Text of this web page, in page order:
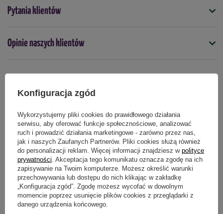
Stanowisko: słoneczne
Odstęp między roślinami: 10-15cm
Odstęp między rzędami: 25-30cm
Zbiory: kwiecień-czerwiec, wrzesień-październik
Opakowanie:10 g
Symbol
5903837482108
kwiecień sierpień wrzesień
Pytania klientów
Opinie naszych klientów
Produkty powiązane
Konfiguracja zgód
Wykorzystujemy pliki cookies do prawidłowego działania
serwisu, aby oferować funkcje społecznościowe, analizować
ruch i prowadzić działania marketingowe - zarówno przez nas,
jak i naszych Zaufanych Partnerów. Pliki cookies służą również
do personalizacji reklam. Więcej informacji znajdziesz w polityce
prywatności . Akceptacja tego komunikatu oznacza zgodę na ich
zapisywanie na Twoim komputerze. Możesz określić warunki
przechowywania lub dostępu do nich klikając w zakładkę
„Konfiguracja zgód”. Zgodę możesz wycofać w dowolnym
momencie poprzez usunięcie plików cookies z przeglądarki z
danego urządzenia końcowego.